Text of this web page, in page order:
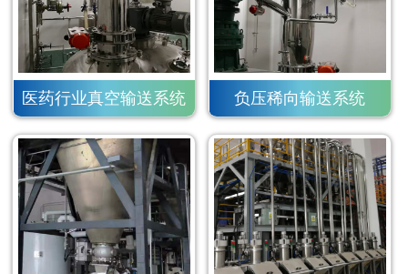
医药行业真空输送系统 负压稀向输送系统